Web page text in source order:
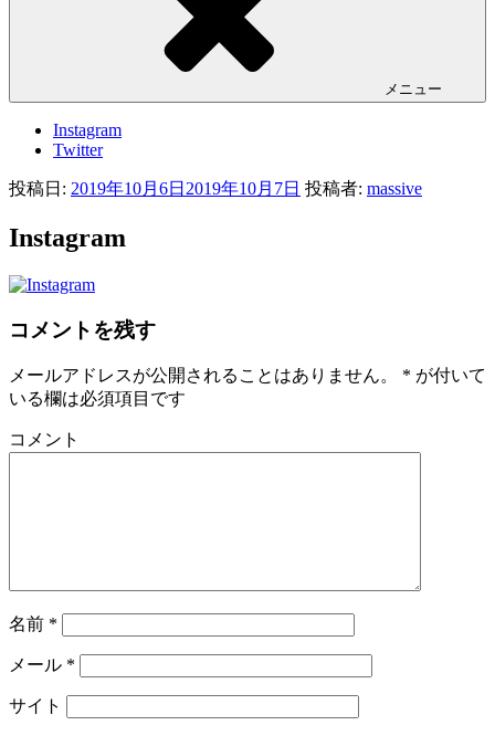
メニュー
Instagram
Twitter
投稿日: 2019年10月6日 2019年10月7日 投稿者: massive
Instagram
コメントを残す
メールアドレスが公開されることはありません。 * が付いて
いる欄は必須項目です
コメント
名前 *
メール *
サイト